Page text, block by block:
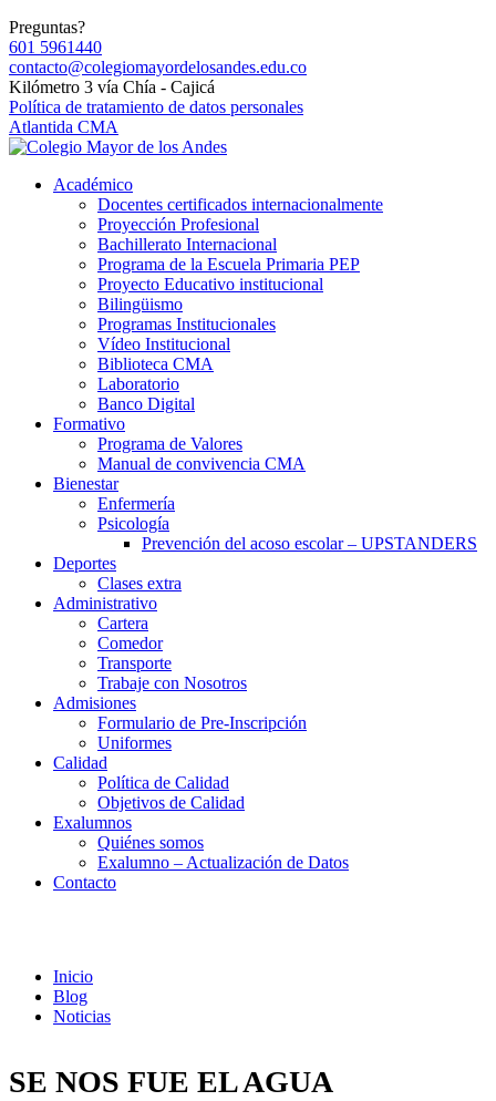
Preguntas?
601 5961440
contacto@colegiomayordelosandes.edu.co
Kilómetro 3 vía Chía - Cajicá
Política de tratamiento de datos personales
Atlantida CMA
Académico
Docentes certificados internacionalmente
Proyección Profesional
Bachillerato Internacional
Programa de la Escuela Primaria PEP
Proyecto Educativo institucional
Bilingüismo
Programas Institucionales
Vídeo Institucional
Biblioteca CMA
Laboratorio
Banco Digital
Formativo
Programa de Valores
Manual de convivencia CMA
Bienestar
Enfermería
Psicología
Prevención del acoso escolar – UPSTANDERS
Deportes
Clases extra
Administrativo
Cartera
Comedor
Transporte
Trabaje con Nosotros
Admisiones
Formulario de Pre-Inscripción
Uniformes
Calidad
Política de Calidad
Objetivos de Calidad
Exalumnos
Quiénes somos
Exalumno – Actualización de Datos
Contacto
Inicio
Blog
Noticias
SE NOS FUE EL AGUA